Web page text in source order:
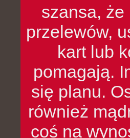
szansa,
przelewów,
kart lub
pomagają.
się planu.
również
coś na